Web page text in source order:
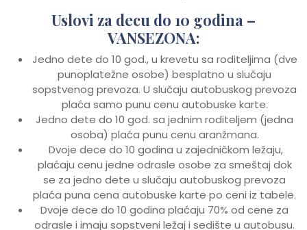
Uslovi za decu do 10 godina –
VANSEZONA:
Jedno dete do 10 god., u krevetu sa roditeljima (dve
punoplatežne osobe) besplatno u slučaju
sopstvenog prevoza. U slučaju autobuskog prevoza
plaća samo punu cenu autobuske karte.
Jedno dete do 10 god. sa jednim roditeljem (jedna
osoba) plaća punu cenu aranžmana.
Dvoje dece do 10 godina u zajedničkom ležaju,
plaćaju cenu jedne odrasle osobe za smeštaj dok
se za jedno dete u slučaju autobuskog prevoza
plaća puna cena autobuske karte po ceni iz tabele.
Dvoje dece do 10 godina plaćaju 70% od cene za
odrasle i imaju sopstveni ležaj i sedište u autobusu.